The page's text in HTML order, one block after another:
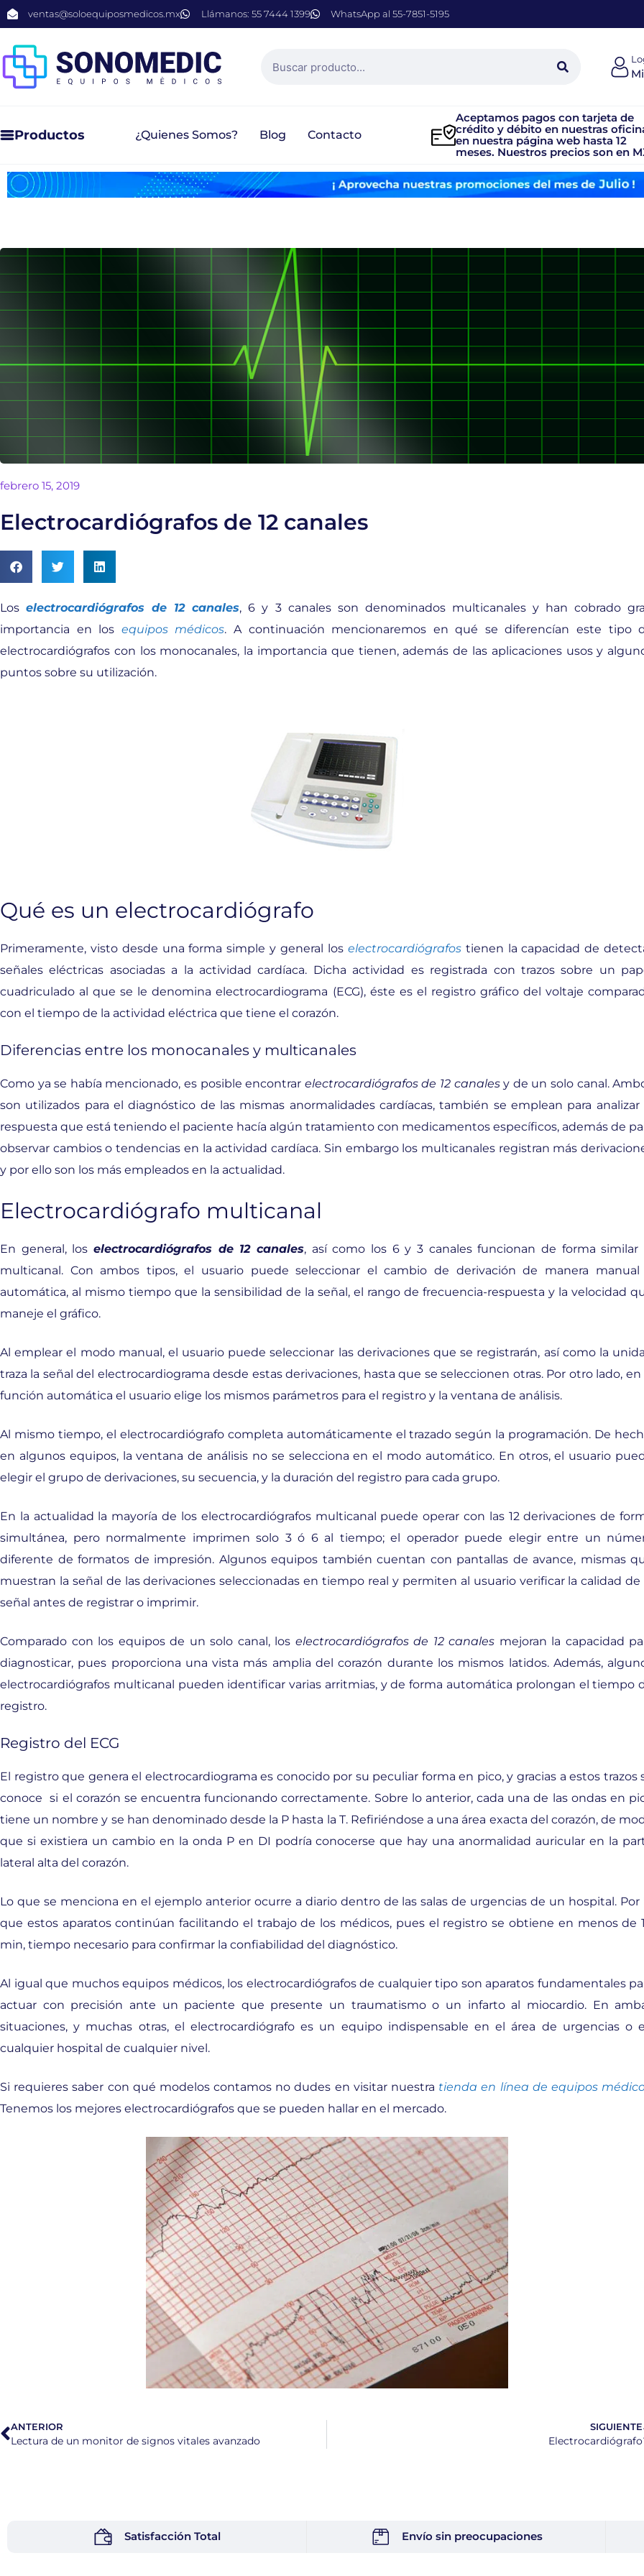
ventas@soloequiposmedicos.mx Llámanos: 55 7444 1399 WhatsApp al 55-7851-5195
Productos ¿Quienes Somos? Blog Contacto
Aceptamos pagos con tarjeta de
crédito y débito en nuestras
en nuestra página web hasta 12
meses. Nuestros precios son en
febrero 15, 2019
Electrocardiógrafos de 12 canales
Loselectrocardiógrafos de 12 canales, 6 y 3 canales son denominados multicanales y han cobrado
importancia en los equipos médicos. A continuación mencionaremos en qué se diferencían este tipo
electrocardiógrafos con los monocanales, la importancia que tienen, además de las aplicaciones usos y
puntos sobre su utilización.
Qué es un electrocardiógrafo
Primeramente, visto desde una forma simple y general los electrocardiógrafostienen la capacidad de
señales eléctricas asociadas a la actividad cardíaca. Dicha actividad es registrada con trazos sobre un
cuadriculado al que se le denomina electrocardiograma (ECG), éste es el registro gráfico del voltaje
con el tiempo de la actividad eléctrica que tiene el corazón.
Diferencias entre los monocanales y multicanales
Como ya se había mencionado, es posible encontrar electrocardiógrafos de 12 canalesy de un solo canal.
son utilizados para el diagnóstico de las mismas anormalidades cardíacas, también se emplean para analizar
respuesta que está teniendo el paciente hacía algún tratamiento con medicamentos específicos, además de
observar cambios o tendencias en la actividad cardíaca. Sin embargo los multicanales registran más
y por ello son los más empleados en la actualidad.
Electrocardiógrafo multicanal
En general, loselectrocardiógrafos de 12 canales, así como los 6 y 3 canales funcionan de forma similar
multicanal. Con ambos tipos, el usuario puede seleccionar el cambio de derivación de manera manual
automática, al mismo tiempo que la sensibilidad de la señal, el rango de frecuencia-respuesta y la velocidad
maneje el gráfico.
Al emplear el modo manual, el usuario puede seleccionar las derivaciones que se registrarán, así como la
traza la señal del electrocardiograma desde estas derivaciones, hasta que se seleccionen otras. Por otro lado, en
función automática el usuario elige los mismos parámetros para el registro y la ventana de análisis.
Al mismo tiempo, el electrocardiógrafo completa automáticamente el trazado según la programación. De
en algunos equipos, la ventana de análisis no se selecciona en el modo automático. En otros, el usuario
elegir el grupo de derivaciones, su secuencia, y la duración del registro para cada grupo.
En la actualidad la mayoría de los electrocardiógrafos multicanal puede operar con las 12 derivaciones de
simultánea, pero normalmente imprimen solo 3 ó 6 al tiempo; el operador puede elegir entre un
diferente de formatos de impresión. Algunos equipos también cuentan con pantallas de avance, mismas
muestran la señal de las derivaciones seleccionadas en tiempo real y permiten al usuario verificar la calidad de
señal antes de registrar o imprimir.
Comparado con los equipos de un solo canal, los electrocardiógrafos de 12 canales mejoran la capacidad
diagnosticar, pues proporciona una vista más amplia del corazón durante los mismos latidos. Además,
electrocardiógrafos multicanal pueden identificar varias arritmias, y de forma automática prolongan el tiempo
registro.
Registro del ECG
El registro que genera el electrocardiograma es conocido por su peculiar forma en pico, y gracias a estos trazos
conoce si el corazón se encuentra funcionando correctamente. Sobre lo anterior, cada una de las ondas en
tiene un nombre y se han denominado desde la P hasta la T. Refiriéndose a una área exacta del corazón, de
que si existiera un cambio en la onda P en DI podría conocerse que hay una anormalidad auricular en la
lateral alta del corazón.
Lo que se menciona en el ejemplo anterior ocurre a diario dentro de las salas de urgencias de un hospital. Por
que estos aparatos continúan facilitando el trabajo de los médicos, pues el registro se obtiene en menos de
min, tiempo necesario para confirmar la confiabilidad del diagnóstico.
Al igual que muchos equipos médicos, los electrocardiógrafos de cualquier tipo son aparatos fundamentales
actuar con precisión ante un paciente que presente un traumatismo o un infarto al miocardio. En
situaciones, y muchas otras, el electrocardiógrafo es un equipo indispensable en el área de urgencias o
cualquier hospital de cualquier nivel.
Si requieres saber con qué modelos contamos no dudes en visitar nuestra tienda en línea de equipos
Tenemos los mejores electrocardiógrafos que se pueden hallar en el mercado.
ANTERIOR
Lectura de un monitor de signos vitales avanzado
SIGUIENTE
Electrocardiógrafo
Satisfacción Total Envío sin preocupaciones